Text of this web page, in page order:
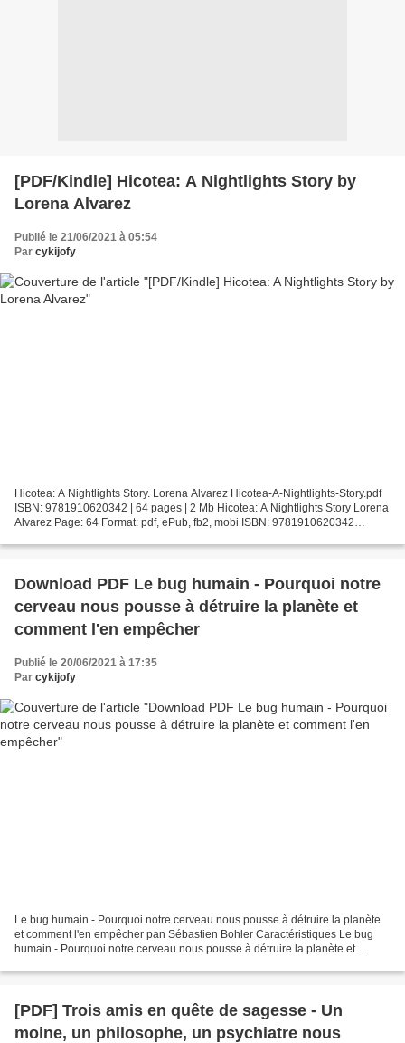
[PDF/Kindle] Hicotea: A Nightlights Story by
Lorena Alvarez
Publié le 21/06/2021 à 05:54
Par cykijofy
Hicotea: A Nightlights Story. Lorena Alvarez Hicotea-A-Nightlights-Story.pdf
ISBN: 9781910620342 | 64 pages | 2 Mb Hicotea: A Nightlights Story Lorena
Alvarez Page: 64 Format: pdf, ePub, fb2, mobi ISBN: 9781910620342
Download PDF Le bug humain - Pourquoi notre
cerveau nous pousse à détruire la planète et
comment l'en empêcher
Publié le 20/06/2021 à 17:35
Par cykijofy
Le bug humain - Pourquoi notre cerveau nous pousse à détruire la planète
et comment l'en empêcher pan Sébastien Bohler Caractéristiques Le bug
humain - Pourquoi notre cerveau nous pousse à détruire la planète et
[PDF] Trois amis en quête de sagesse - Un
moine, un philosophe, un psychiatre nous